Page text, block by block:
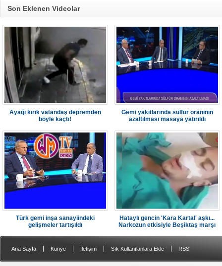
Son Eklenen Videolar
Ayağı kırık vatandaş depremden
böyle kaçtı!
Gemi yakıtlarında sülfür oranının
azaltılması masaya yatırıldı
Türk gemi inşa sanayiindeki
gelişmeler tartışıldı
Hataylı gencin 'Kara Kartal' aşkı...
Narkozun etkisiyle Beşiktaş marşı
Ana Sayfa Künye İletişim Sık Kullanılanlara Ekle RSS